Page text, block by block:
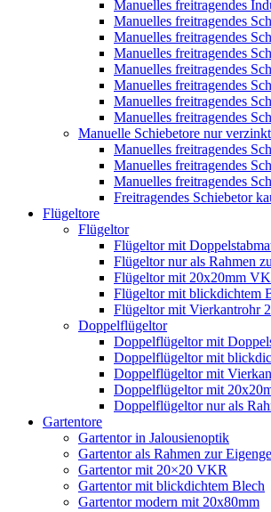
Manuelles freitragendes
Manuelles freitragendes
Manuelles freitragendes
Manuelles freitragendes
Manuelles freitragendes
Manuelles freitragendes
Manuelles freitragendes
Manuelles freitragendes
Manuelle Schiebetore nur verzinkt
Manuelles freitragendes
Manuelles freitragendes
Manuelles freitragendes
Freitragendes Schiebetor
Flügeltore
Flügeltor
Flügeltor mit
Flügeltor nur als Rahmen
Flügeltor mit 20x20mm
Flügeltor mit blickdichtem
Flügeltor mit Vierkantrohr
Doppelflügeltor
Doppelflügeltor mit
Doppelflügeltor mit
Doppelflügeltor mit
Doppelflügeltor mit
Doppelflügeltor nur als
Gartentore
Gartentor in Jalousienoptik
Gartentor als Rahmen zur
Gartentor mit 20×20 VKR
Gartentor mit blickdichtem Blech
Gartentor modern mit 20x80mm